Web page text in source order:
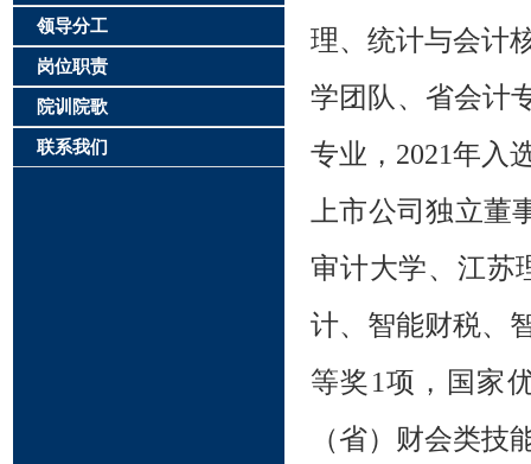
领导分工
岗位职责
院训院歌
联系我们
理、统计与会计
学团队、省会计
专业，2021年入
上市公司独立
审计大学、江苏
计、智能财税、
等奖1项，国家
（省）财会类